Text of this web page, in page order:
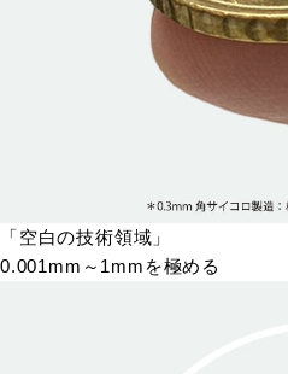
「空白の技術領域」
0.001mm～1mmを極める